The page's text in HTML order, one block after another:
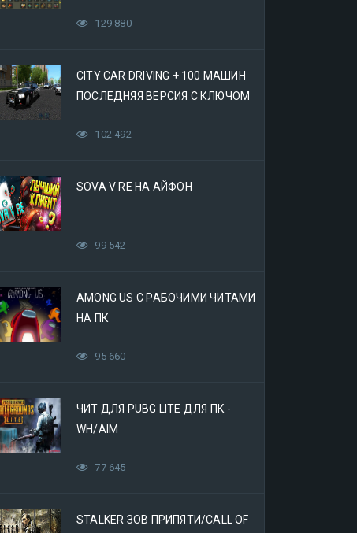
129 880
CITY CAR DRIVING + 100 МАШИН
ПОСЛЕДНЯЯ ВЕРСИЯ С КЛЮЧОМ
102 492
SOVA V RE НА АЙФОН
99 542
AMONG US С РАБОЧИМИ ЧИТАМИ
НА ПК
95 660
ЧИТ ДЛЯ PUBG LITE ДЛЯ ПК -
WH/AIM
77 645
STALKER ЗОВ ПРИПЯТИ/CALL OF